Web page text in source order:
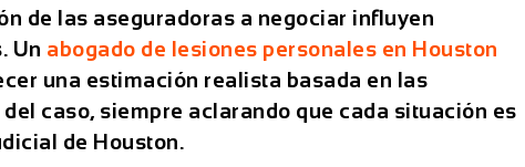
de las aseguradoras a negociar influyen
Un abogado de lesiones personales en Houston
una estimación realista basada en las
caso, siempre aclarando que cada situación es
de Houston.